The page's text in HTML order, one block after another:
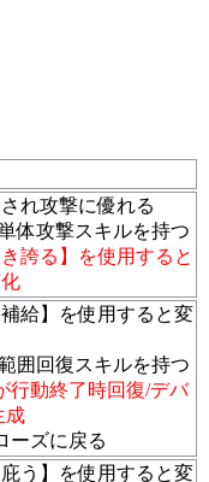
れ攻撃に優れる
体攻撃スキルを持つ
誇る】を使用すると
給】を使用すると変
囲回復スキルを持つ
行動終了時回復/デバ
成
ーズに戻る
う】を使用すると変